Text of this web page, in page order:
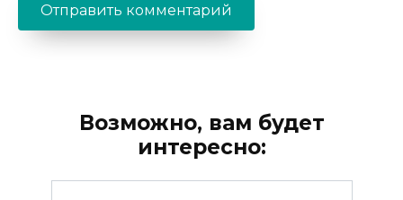
Возможно, вам будет
интересно: